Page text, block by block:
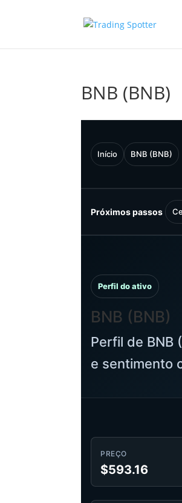
BNB (BNB)
Início BNB (BNB)
Próximos passos
Perfil do ativo
BNB (BNB)
Perfil de BNB
e sentimento
PREÇO
$593.16